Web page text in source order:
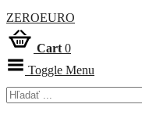
ZEROEURO
Cart 0
Toggle Menu